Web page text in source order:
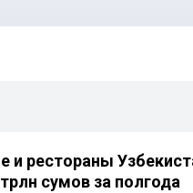
и рестораны
сумов за полгода